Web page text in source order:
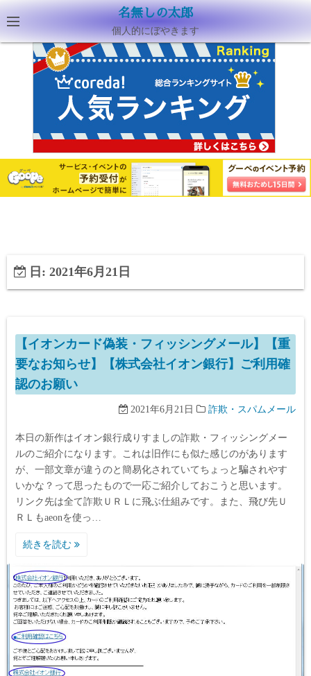
名無しの太郎
個人的にぼやきます
日: 2021年6月21日
【イオンカード偽装・フィッシングメール】【重
要なお知らせ】【株式会社イオン銀行】ご利用確
認のお願い
2021年6月21日 詐欺・スパムメール
本日の新作はイオン銀行成りすましの詐欺・フィッシングメー
ルのご紹介になります。これは旧作にも似た感じのがあります
が、一部文章が違うのと簡易化されていてちょっと騙されやす
いかな？って思ったもので一応ご紹介しておこうと思います。
リンク先は全て詐欺ＵＲＬに飛ぶ仕組みです。また、飛び先Ｕ
ＲＬもaeonを使っ…
続きを読む